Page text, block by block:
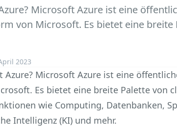
Microsoft Azure ist eine
von Microsoft. Es bietet eine breite
2023
Azure? Microsoft Azure ist eine
Es bietet eine breite Palette von
wie Computing, Datenbanken,
Intelligenz (KI) und mehr.